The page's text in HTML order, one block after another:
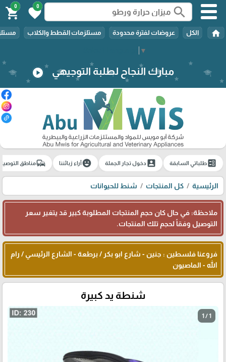
▼
search
0
favorite
0
shopping_cart
home الكل عروضات لفترة محدودة مستلزمات القطط والكلاب
مبارك النجاح لطلبة التوجيهي play_circle
ballotطلباتي السابقة account_boxدخول تجار الجملة emoji_emotionsآراء زبائننا commuteمناطق
الرئيسية كل المنتجات شنط للحيوانات
ملاحظة: في حال كان حجم المنتجات المطلوبة كبير قد يتغير سعر
التوصيل وفقاً لحجم تلك المنتجات.
فروعنا فلسطين : جنين - شارع ابو بكر / برطعة - الشارع الرئيسي / رام
الله - الماصيون
شنطة يد كبيرة
1 / 1